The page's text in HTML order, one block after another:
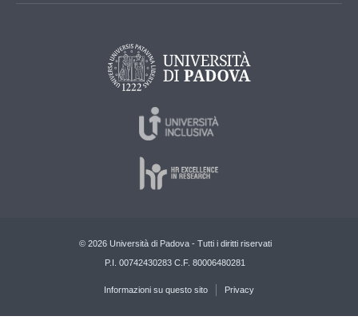
© 2026 Università di Padova - Tutti i diritti riservati
P.I. 00742430283 C.F. 80006480281
Informazioni su questo sito Privacy